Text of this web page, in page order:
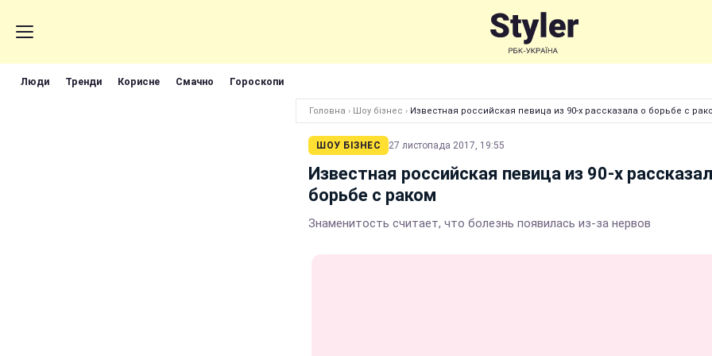
Люди Тренди Корисне Смачно Гороскопи
Головна › Шоу бізнес › Известная российская певица из 90-х рассказала о борьбе с
ШОУ БІЗНЕС 27 листопада 2017, 19:55
Известная российская певица из 90-х
борьбе с раком
Знаменитость считает, что болезнь появилась из-за нервов